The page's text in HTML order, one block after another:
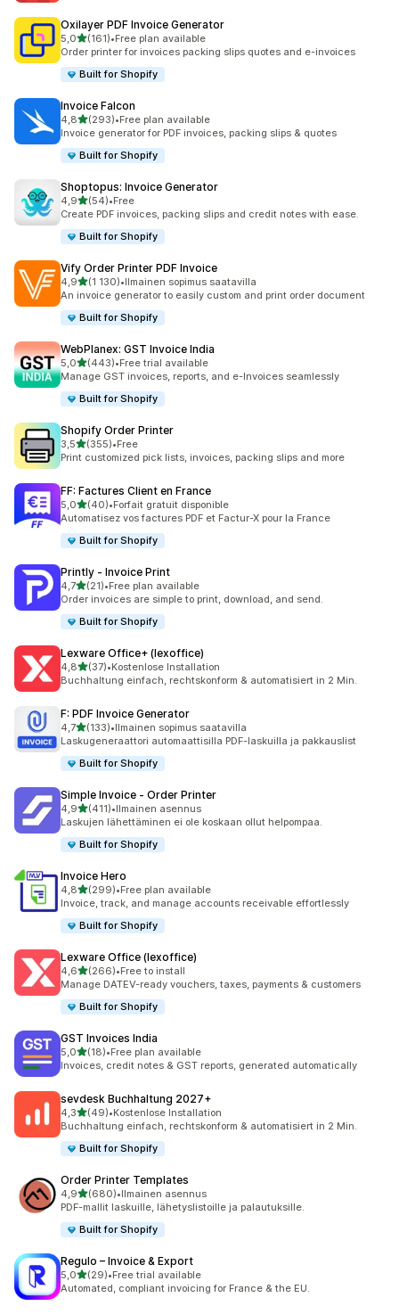
Oxilayer PDF Invoice Generator
5,0/ 5 tähteä
(161)
161 arvostelua yhteensä
•Free plan available
Order printer for invoices packing slips quotes and e-invoices
Built for Shopify
Invoice Falcon
4,8/ 5 tähteä
(293)
293 arvostelua yhteensä
•Free plan available
Invoice generator for PDF invoices, packing slips & quotes
Built for Shopify
Shoptopus: Invoice Generator
4,9/ 5 tähteä
(54)
54 arvostelua yhteensä
•Free
Create PDF invoices, packing slips and credit notes with ease.
Built for Shopify
Vify Order Printer PDF Invoice
4,9/ 5 tähteä
(1 130)
1130 arvostelua yhteensä
•Ilmainen sopimus saatavilla
An invoice generator to easily custom and print order document
Built for Shopify
WebPlanex: GST Invoice India
5,0/ 5 tähteä
(443)
443 arvostelua yhteensä
•Free trial available
Manage GST invoices, reports, and e-Invoices seamlessly
Built for Shopify
Shopify Order Printer
3,5/ 5 tähteä
(355)
355 arvostelua yhteensä
•Free
Print customized pick lists, invoices, packing slips and more
FF: Factures Client en France
5,0/ 5 tähteä
(40)
40 arvostelua yhteensä
•Forfait gratuit disponible
Automatisez vos factures PDF et Factur-X pour la France
Built for Shopify
Printly ‑ Invoice Print
4,7/ 5 tähteä
(21)
21 arvostelua yhteensä
•Free plan available
Order invoices are simple to print, download, and send.
Built for Shopify
Lexware Office+ (lexoffice)
4,8/ 5 tähteä
(37)
37 arvostelua yhteensä
•Kostenlose Installation
Buchhaltung einfach, rechtskonform & automatisiert in 2 Min.
F: PDF Invoice Generator
4,7/ 5 tähteä
(133)
133 arvostelua yhteensä
•Ilmainen sopimus saatavilla
Laskugeneraattori automaattisilla PDF-laskuilla ja pakkauslist
Built for Shopify
Simple Invoice ‑ Order Printer
4,9/ 5 tähteä
(411)
411 arvostelua yhteensä
•Ilmainen asennus
Laskujen lähettäminen ei ole koskaan ollut helpompaa.
Built for Shopify
Invoice Hero
4,8/ 5 tähteä
(299)
299 arvostelua yhteensä
•Free plan available
Invoice, track, and manage accounts receivable effortlessly
Built for Shopify
Lexware Office (lexoffice)
4,6/ 5 tähteä
(266)
266 arvostelua yhteensä
•Free to install
Manage DATEV-ready vouchers, taxes, payments & customers
Built for Shopify
GST Invoices India
5,0/ 5 tähteä
(18)
18 arvostelua yhteensä
•Free plan available
Invoices, credit notes & GST reports, generated automatically
sevdesk Buchhaltung 2027+
4,3/ 5 tähteä
(49)
49 arvostelua yhteensä
•Kostenlose Installation
Buchhaltung einfach, rechtskonform & automatisiert in 2 Min.
Built for Shopify
Order Printer Templates
4,9/ 5 tähteä
(680)
680 arvostelua yhteensä
•Ilmainen asennus
PDF-mallit laskuille, lähetyslistoille ja palautuksille.
Built for Shopify
Regulo – Invoice & Export
5,0/ 5 tähteä
(29)
29 arvostelua yhteensä
•Free trial available
Automated, compliant invoicing for France & the EU.